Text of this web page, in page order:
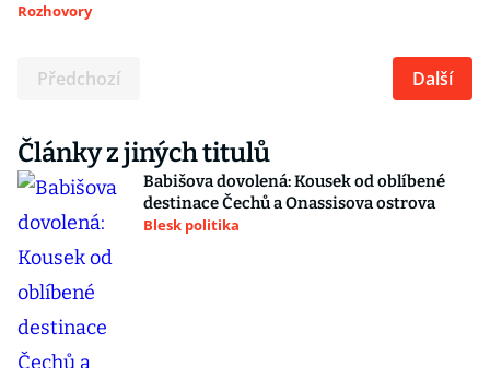
Rozhovory
Předchozí Další
Články z jiných titulů
Babišova dovolená: Kousek od oblíbené
destinace Čechů a Onassisova ostrova
Blesk politika